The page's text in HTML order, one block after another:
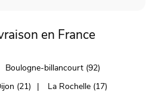
en France
Boulogne-billancourt (92)
(21)
La Rochelle (17)